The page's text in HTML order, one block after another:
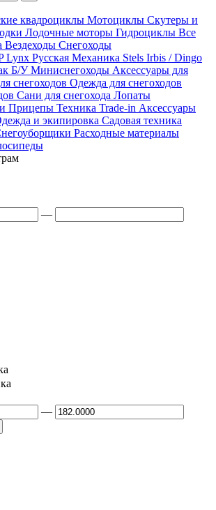
квадроциклы Мотоциклы Скутеры и
Лодочные моторы Гидроциклы Все
Вездеходы Снегоходы
Lynx Русская Механика Stels Irbis / Dingo
Б/УМиниснегоходы Аксессуары для
снегоходов Одежда для снегоходов
Сани для снегохода Лопаты
Прицепы Техника Trade-in Аксессуары
и экипировка Садовая техника
Расходные материалы
—
—